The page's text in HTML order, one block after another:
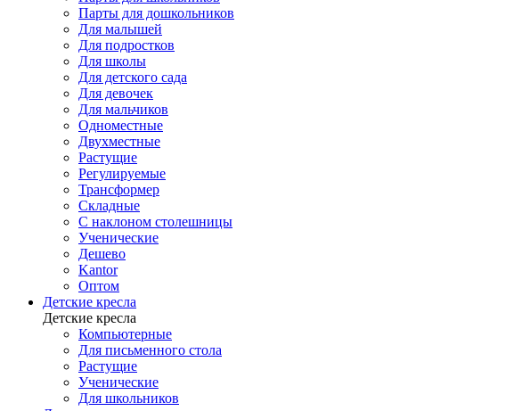
Парты для дошкольников
Для малышей
Для подростков
Для школы
Для детского сада
Для девочек
Для мальчиков
Одноместные
Двухместные
Растущие
Регулируемые
Трансформер
Складные
С наклоном столешницы
Ученические
Дешево
Kantor
Оптом
Детские кресла
Детские кресла
Компьютерные
Для письменного стола
Растущие
Ученические
Для школьников